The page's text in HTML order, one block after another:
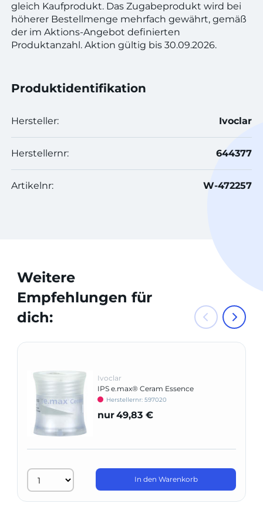
gleich Kaufprodukt. Das Zugabeprodukt wird bei
höherer Bestellmenge mehrfach gewährt, gemäß
der im Aktions-Angebot definierten
Produktanzahl. Aktion gültig bis 30.09.2026.
Produktidentifikation
Hersteller: Ivoclar
Herstellernr: 644377
Artikelnr: W-472257
Weitere
Empfehlungen für
dich:
Ivoclar
IPS e.max® Ceram Essence
Herstellernr: 597020
nur49,83 €
In den Warenkorb